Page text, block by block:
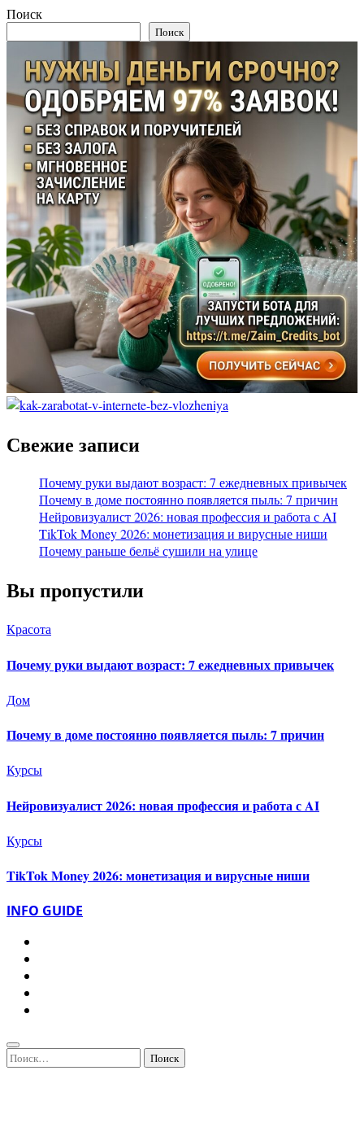
Поиск
Поиск
Свежие записи
Почему руки выдают возраст: 7 ежедневных привычек
Почему в доме постоянно появляется пыль: 7 причин
Нейровизуалист 2026: новая профессия и работа с AI
TikTok Money 2026: монетизация и вирусные ниши
Почему раньше бельё сушили на улице
Вы пропустили
Красота
Почему руки выдают возраст: 7 ежедневных привычек
Дом
Почему в доме постоянно появляется пыль: 7 причин
Курсы
Нейровизуалист 2026: новая профессия и работа с AI
Курсы
TikTok Money 2026: монетизация и вирусные ниши
INFO GUIDE
Найти: